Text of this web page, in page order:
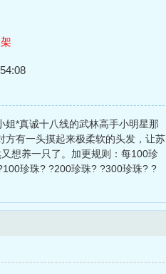
*真诚十八线的武林高手小明星那
有一头摸起来极柔软的头发，让苏
想养一只了。加更规则：每100珍
珍珠? ?200珍珠? ?300珍珠? ?